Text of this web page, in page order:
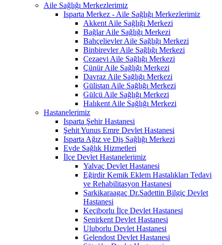
Aile Sağlığı Merkezlerimiz
Isparta Merkez - Aile Sağlığı Merkezlerimiz
Akkent Aile Sağlığı Merkezi
Bağlar Aile Sağlığı Merkezi
Bahçelievler Aile Sağlığı Merkezi
Binbirevler Aile Sağlığı Merkezi
Cezaevi Aile Sağlığı Merkezi
Çünür Aile Sağlığı Merkezi
Davraz Aile Sağlığı Merkezi
Gülistan Aile Sağlığı Merkezi
Gülcü Aile Sağlığı Merkezi
Halıkent Aile Sağlığı Merkezi
Hastanelerimiz
Isparta Şehir Hastanesi
Şehit Yunus Emre Devlet Hastanesi
Isparta Ağız ve Diş Sağlığı Merkezi
Evde Sağlık Hizmetleri
İlçe Devlet Hastanelerimiz
Yalvaç Devlet Hastanesi
Eğirdir Kemik Eklem Hastalıkları Tedavi
ve Rehabilitasyon Hastanesi
Sarkikaraagaç Dr.Sadettin Bilgiç Devlet
Hastanesi
Keçiborlu İlçe Devlet Hastanesi
Senirkent Devlet Hastanesi
Uluborlu Devlet Hastanesi
Gelendost Devlet Hastanesi